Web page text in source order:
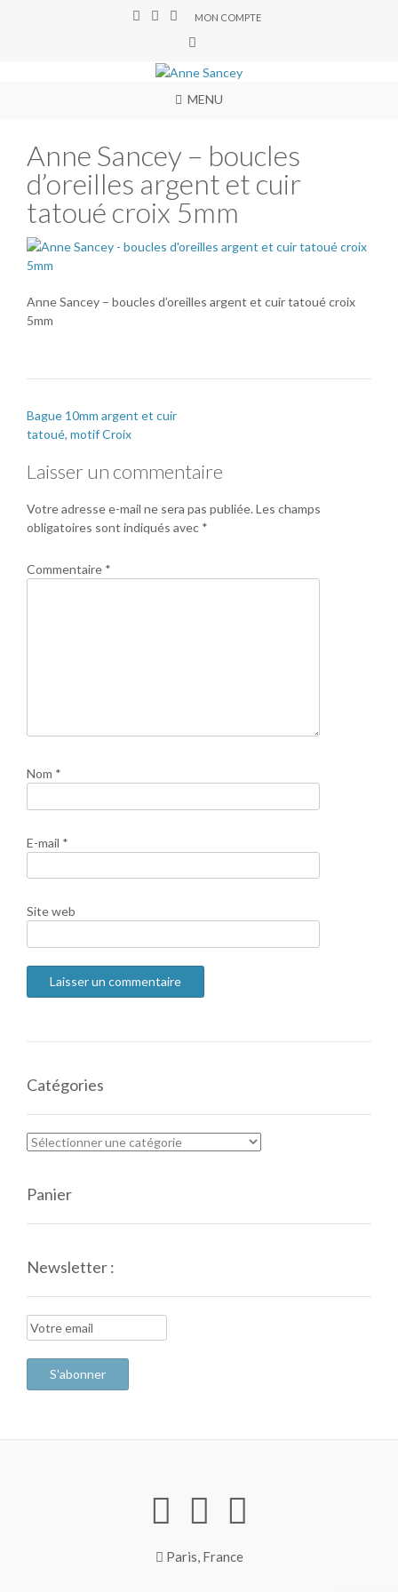
MON COMPTE
MENU
Anne Sancey – boucles
d’oreilles argent et cuir
tatoué croix 5mm
Anne Sancey – boucles d’oreilles argent et cuir tatoué croix
5mm
Bague 10mm argent et cuir
tatoué, motif Croix
Laisser un commentaire
Votre adresse e-mail ne sera pas publiée. Les champs
obligatoires sont indiqués avec *
Commentaire *
Nom *
E-mail *
Site web
Catégories
Panier
Newsletter :
Paris, France